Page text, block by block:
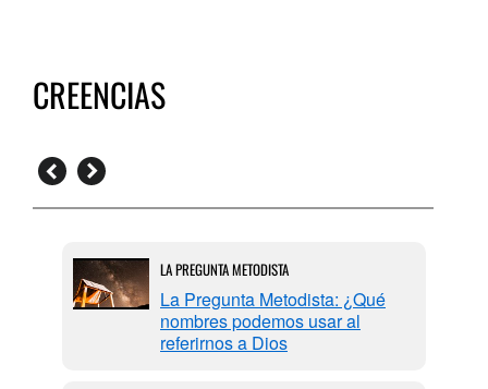
CREENCIAS
LA PREGUNTA METODISTA
La Pregunta Metodista: ¿Qué
nombres podemos usar al
referirnos a Dios